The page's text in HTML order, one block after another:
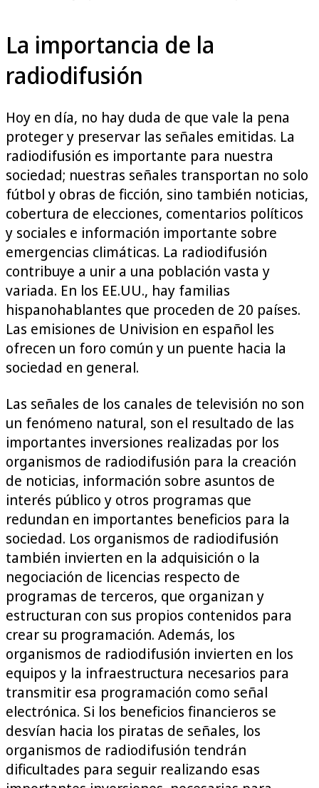
La importancia de la
radiodifusión
Hoy en día, no hay duda de que vale la pena
proteger y preservar las señales emitidas. La
radiodifusión es importante para nuestra
sociedad; nuestras señales transportan no solo
fútbol y obras de ficción, sino también noticias,
cobertura de elecciones, comentarios políticos
y sociales e información importante sobre
emergencias climáticas. La radiodifusión
contribuye a unir a una población vasta y
variada. En los EE.UU., hay familias
hispanohablantes que proceden de 20 países.
Las emisiones de Univision en español les
ofrecen un foro común y un puente hacia la
sociedad en general.
Las señales de los canales de televisión no son
un fenómeno natural, son el resultado de las
importantes inversiones realizadas por los
organismos de radiodifusión para la creación
de noticias, información sobre asuntos de
interés público y otros programas que
redundan en importantes beneficios para la
sociedad. Los organismos de radiodifusión
también invierten en la adquisición o la
negociación de licencias respecto de
programas de terceros, que organizan y
estructuran con sus propios contenidos para
crear su programación. Además, los
organismos de radiodifusión invierten en los
equipos y la infraestructura necesarios para
transmitir esa programación como señal
electrónica. Si los beneficios financieros se
desvían hacia los piratas de señales, los
organismos de radiodifusión tendrán
dificultades para seguir realizando esas